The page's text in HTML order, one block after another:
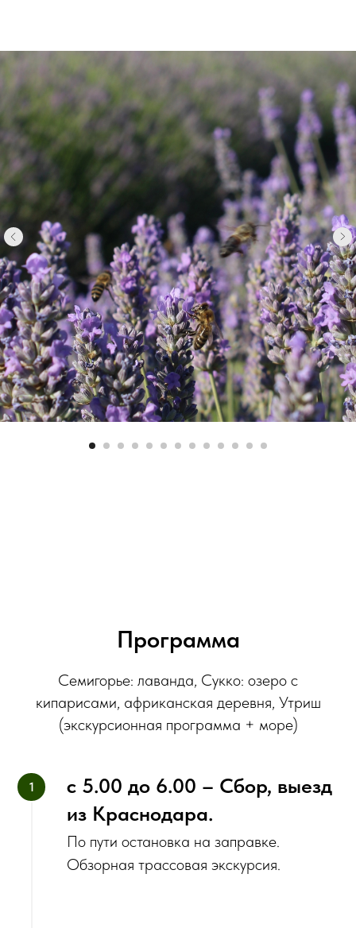
Программа
Семигорье: лаванда, Сукко: озеро с
кипарисами, африканская деревня, Утриш
(экскурсионная программа + море)
с 5.00 до 6.00 – Сбор, выезд
из Краснодара.
По пути остановка на заправке.
Обзорная трассовая экскурсия.